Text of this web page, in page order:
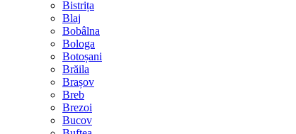
Bistrița
Blaj
Bobâlna
Bologa
Botoșani
Brăila
Brașov
Breb
Brezoi
Bucov